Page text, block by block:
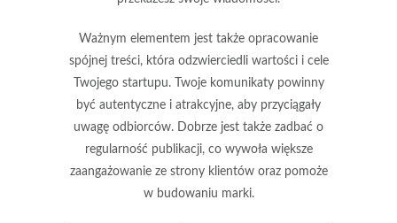
Ważnym elementem jest także opracowanie
spójnej treści, która odzwierciedli wartości i cele
Twojego startupu. Twoje komunikaty powinny
być autentyczne i atrakcyjne, aby przyciągały
uwagę odbiorców. Dobrze jest także zadbać o
regularność publikacji, co wywoła większe
zaangażowanie ze strony klientów oraz pomoże
w budowaniu marki.